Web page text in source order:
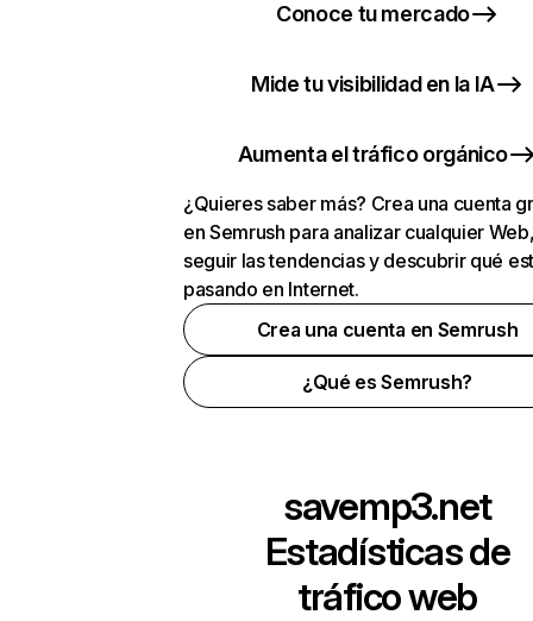
Conoce tu mercado
Mide tu visibilidad en la IA
Aumenta el tráfico orgánico
¿Quieres saber más? Crea una cuenta
en Semrush para analizar cualquier
seguir las tendencias y descubrir qué
pasando en Internet.
Crea una cuenta en Semrush
¿Qué es Semrush?
savemp3.net
Estadísticas de
tráfico web